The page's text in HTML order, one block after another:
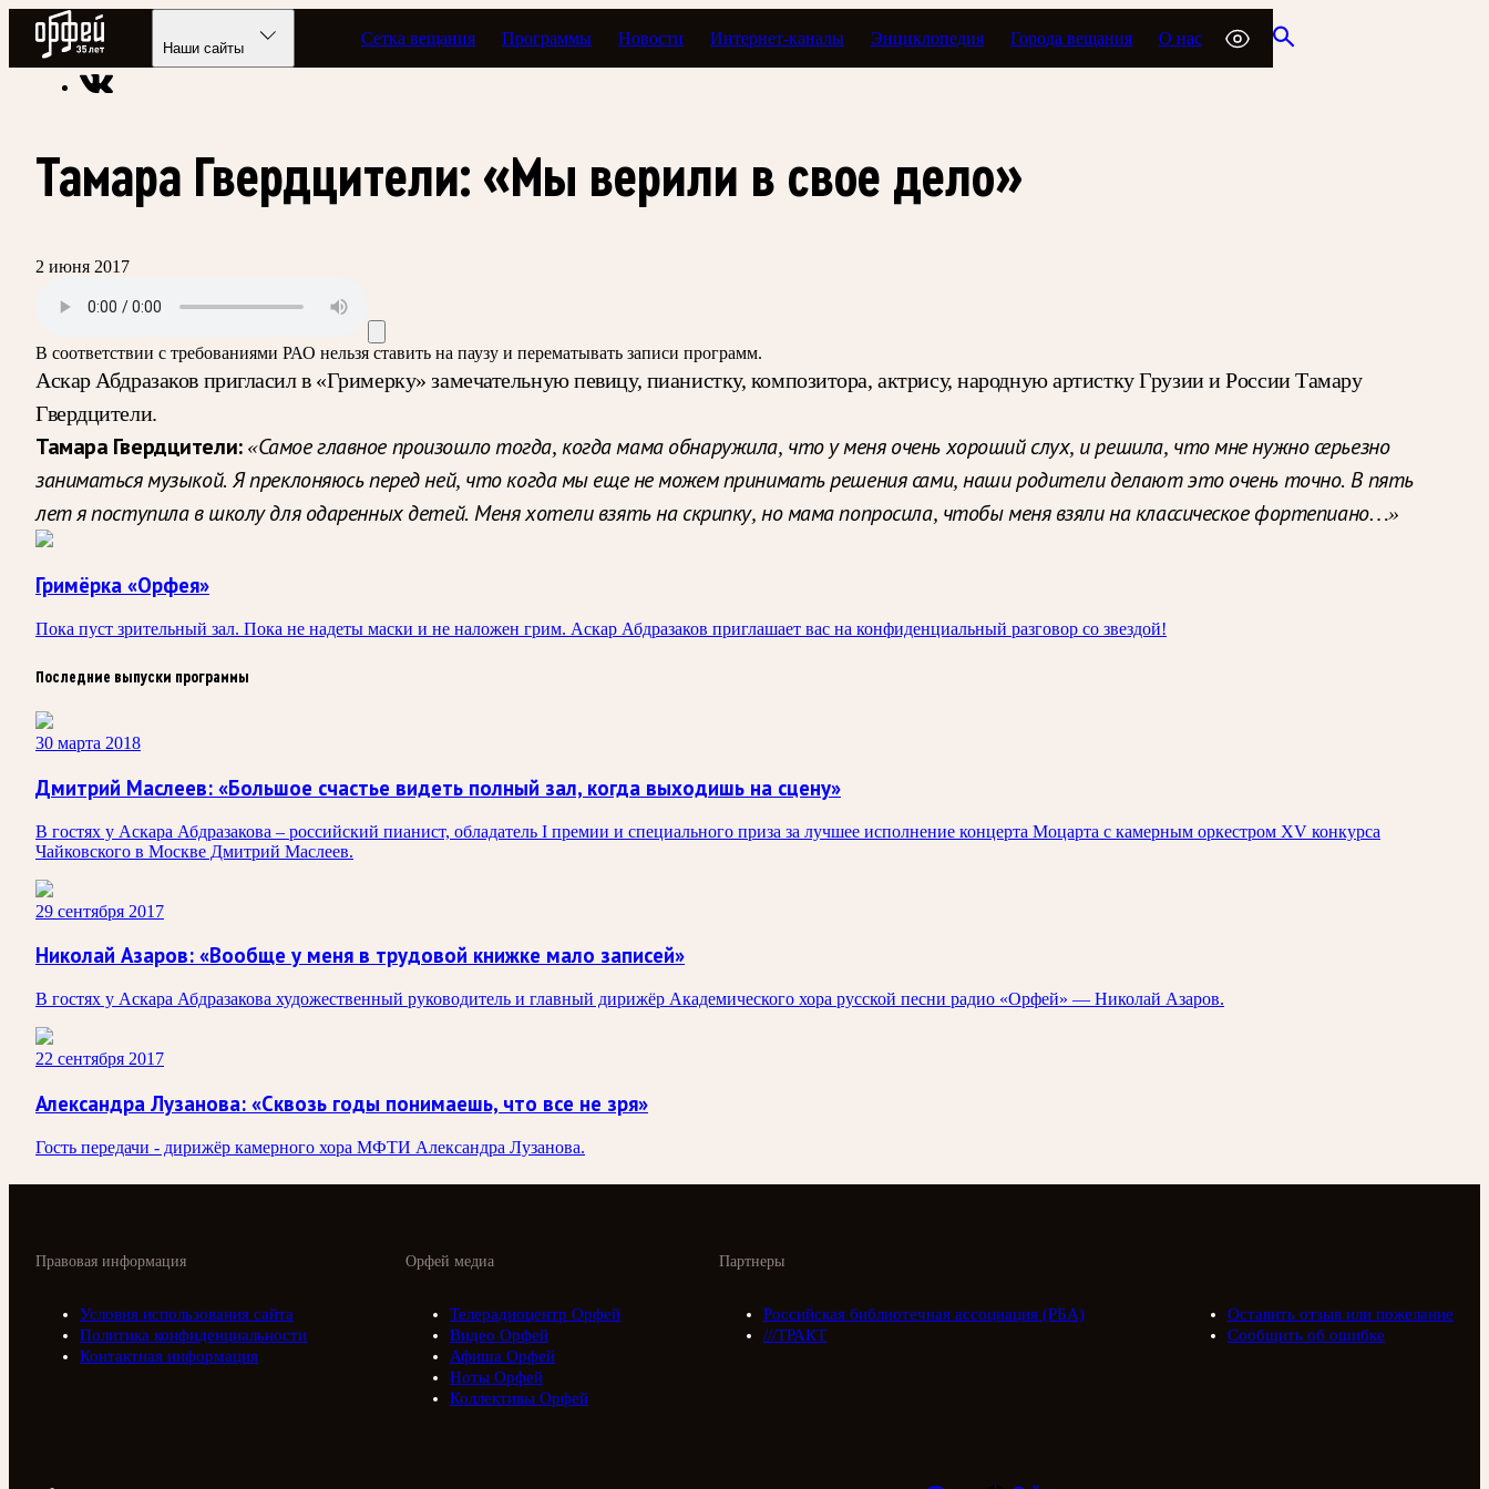
Радио Орфей
Наши сайты
Сетка вещания Программы Новости Интернет-каналы Энциклопедия Города вещания О нас
Радио классической музыки «Орфей» Подкасты Гримёрка «Орфея»
Тамара Гвердцители: «Мы верили в свое дело»
2 июня 2017
В соответствии с требованиями РАО нельзя ставить на паузу и перематывать записи программ.
Аскар Абдразаков пригласил в «Гримерку» замечательную певицу, пианистку, композитора, актрису, народную артистку Грузии и России Тамару
Гвердцители.
Тамара Гвердцители: «Самое главное произошло тогда, когда мама обнаружила, что у меня очень хороший слух, и решила, что мне нужно серьезно
заниматься музыкой. Я преклоняюсь перед ней, что когда мы еще не можем принимать решения сами, наши родители делают это очень точно. В пять
лет я поступила в школу для одаренных детей. Меня хотели взять на скрипку, но мама попросила, чтобы меня взяли на классическое фортепиано…»
Гримёрка «Орфея»
Пока пуст зрительный зал. Пока не надеты маски и не наложен грим. Аскар Абдразаков приглашает вас на конфиденциальный разговор со звездой!
Последние выпуски программы
30 марта 2018
Дмитрий Маслеев: «Большое счастье видеть полный зал, когда выходишь на сцену»
В гостях у Аскара Абдразакова – российский пианист, обладатель I премии и специального приза за лучшее исполнение концерта Моцарта с камерным оркестром XV конкурса
Чайковского в Москве Дмитрий Маслеев.
29 сентября 2017
Николай Азаров: «Вообще у меня в трудовой книжке мало записей»
В гостях у Аскара Абдразакова художественный руководитель и главный дирижёр Академического хора русской песни радио «Орфей» — Николай Азаров.
22 сентября 2017
Александра Лузанова: «Сквозь годы понимаешь, что все не зря»
Гость передачи - дирижёр камерного хора МФТИ Александра Лузанова.
Орфей медиа
Телерадиоцентр Орфей
Видео Орфей
Афиша Орфей
Ноты Орфей
Коллективы Орфей
Партнеры
Российская библиотечная ассоциация (РБА)
///ТРАКТ
Правовая информация
Условия использования сайта
Политика конфиденциальности
Контактная информация
Оставить отзыв или пожелание
Сообщить об ошибке